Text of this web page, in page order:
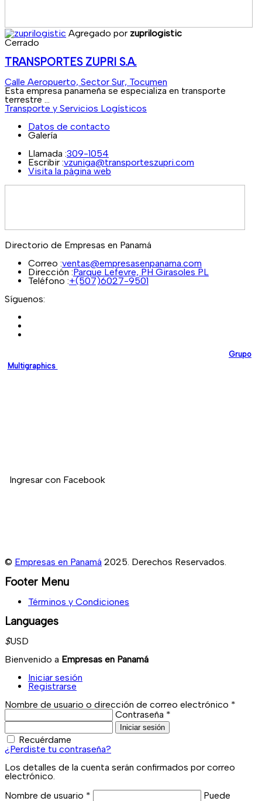
Agregado por zuprilogistic
Cerrado
TRANSPORTES ZUPRI S.A.
Calle Aeropuerto, Sector Sur, Tocumen
Esta empresa panameña se especializa en transporte
terrestre ...
Transporte y Servicios Logísticos
Datos de contacto
Galería
Llamada :309-1054
Escribir :vzuniga@transporteszupri.com
Visita la página web
Directorio de Empresas en Panamá
Correo :ventas@empresasenpanama.com
Dirección :Parque Lefevre, PH Girasoles PL
Teléfono :+(507)6027-9501
Síguenos:
Grupo
Multigraphics
Ingresar con Facebook
© Empresas en Panamá 2025. Derechos Reservados.
Footer Menu
Términos y Condiciones
Languages
$USD
Bienvenido a Empresas en Panamá
Iniciar sesión
Registrarse
Nombre de usuario o dirección de correo electrónico *
Contraseña *
Iniciar sesión
Recuérdame
¿Perdiste tu contraseña?
Los detalles de la cuenta serán confirmados por correo
electrónico.
Nombre de usuario *
Puede